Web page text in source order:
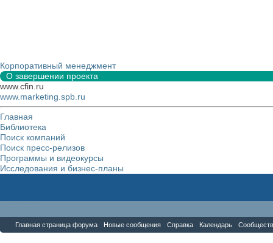
Корпоративный менеджмент
О завершении проекта
www.cfin.ru
www.marketing.spb.ru
Главная
Библиотека
Поиск компаний
Поиск пресс-релизов
Программы и видеокурсы
Исследования и бизнес-планы
Главная страница форума Новые сообщения Справка Календарь